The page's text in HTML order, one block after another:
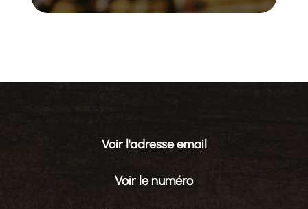
Voir l'adresse email
Voir le numéro